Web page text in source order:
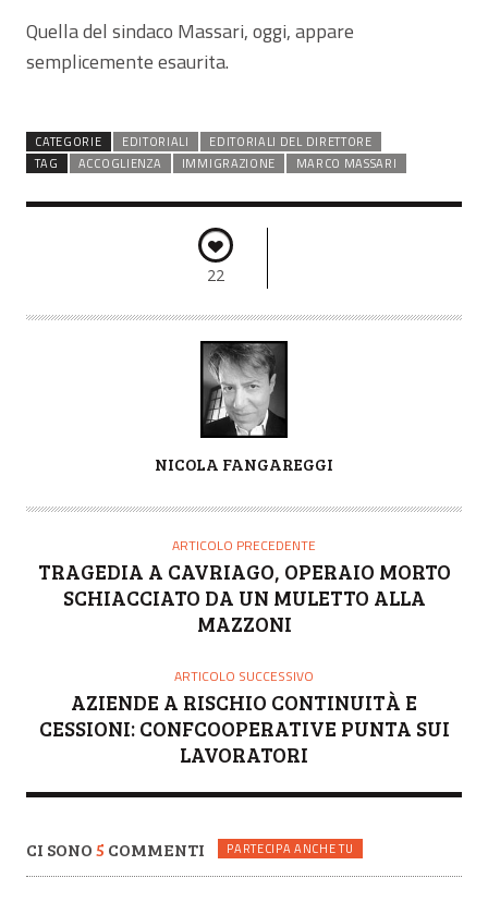
Quella del sindaco Massari, oggi, appare
semplicemente esaurita.
CATEGORIE EDITORIALI
EDITORIALI DEL DIRETTORE
TAG
ACCOGLIENZA IMMIGRAZIONE MARCO MASSARI
22
T
NICOLA FANGAREGGI
ARTICOLO PRECEDENTE
TRAGEDIA A CAVRIAGO, OPERAIO MORTO
SCHIACCIATO DA UN MULETTO ALLA
MAZZONI
ARTICOLO SUCCESSIVO
AZIENDE A RISCHIO CONTINUITÀ E
CESSIONI: CONFCOOPERATIVE PUNTA SUI
LAVORATORI
CI SONO5 COMMENTI PARTECIPA ANCHE TU